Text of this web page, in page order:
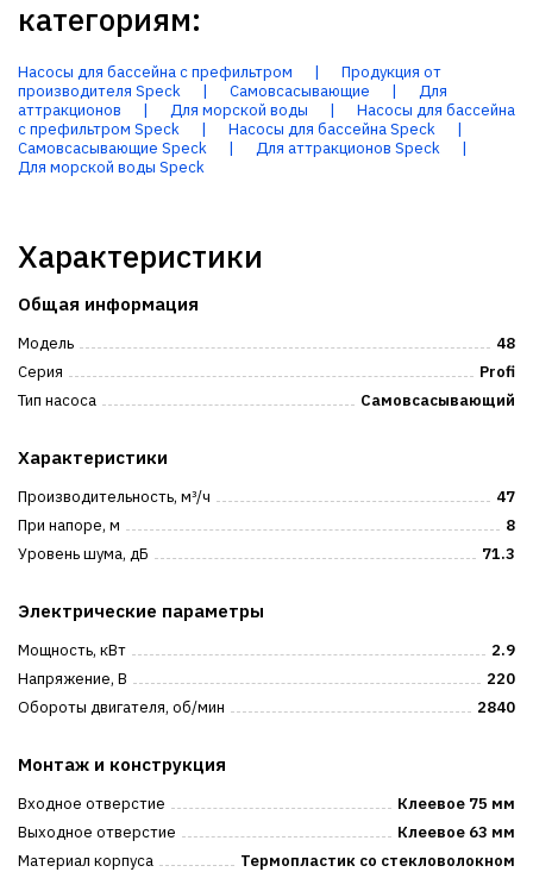
категориям:
Насосы для бассейна с префильтром |
Продукция от
производителя Speck
| Самовсасывающие |
Для
аттракционов
| Для морской воды |
Насосы для бассейна
с префильтром Speck
| Насосы для бассейна Speck
|
Самовсасывающие Speck
| Для аттракционов Speck
|
Для морской воды Speck
Характеристики
Общая информация
Модель
48
Серия
Profi
Тип насоса
Самовсасывающий
Характеристики
Производительность, м³/ч
47
При напоре, м
8
Уровень шума, дБ
71.3
Электрические параметры
Мощность, кВт
2.9
Напряжение, В
220
Обороты двигателя, об/мин
2840
Монтаж и конструкция
Входное отверстие
Клеевое 75 мм
Выходное отверстие
Клеевое 63 мм
Материал корпуса
Термопластик со стекловолокном